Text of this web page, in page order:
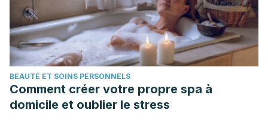
BEAUTÉ ET SOINS PERSONNELS
Comment créer votre propre spa à
domicile et oublier le stress